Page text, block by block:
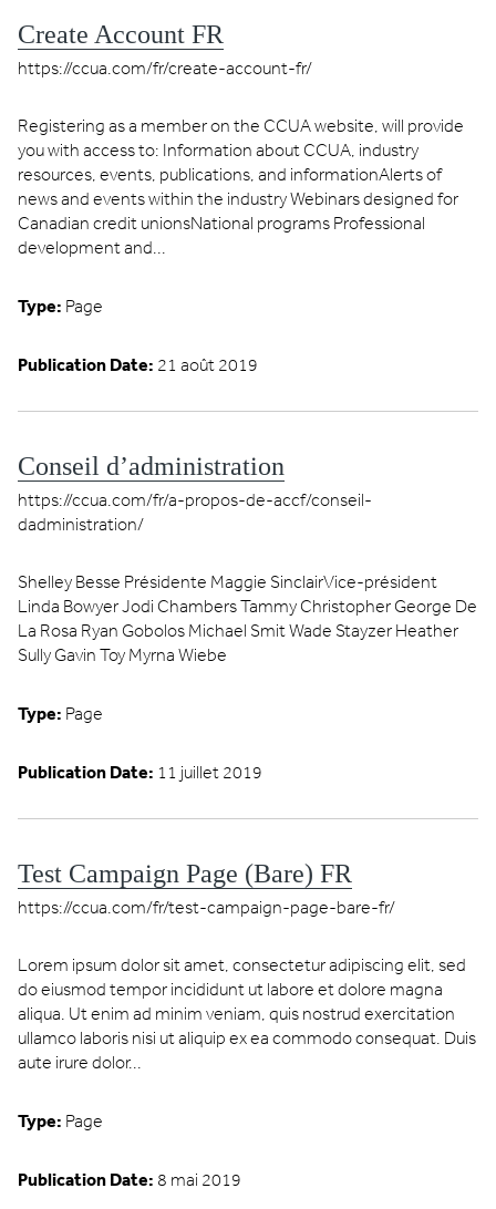
Create Account FR
https://ccua.com/fr/create-account-fr/
Registering as a member on the CCUA website, will provide
you with access to: Information about CCUA, industry
resources, events, publications, and informationAlerts of
news and events within the industry Webinars designed for
Canadian credit unionsNational programs Professional
development and...
Type: Page
Publication Date: 21 août 2019
Conseil d’administration
https://ccua.com/fr/a-propos-de-accf/conseil-
dadministration/
Shelley Besse Présidente Maggie SinclairVice-président
Linda Bowyer Jodi Chambers Tammy Christopher George De
La Rosa Ryan Gobolos Michael Smit Wade Stayzer Heather
Sully Gavin Toy Myrna Wiebe
Type: Page
Publication Date: 11 juillet 2019
Test Campaign Page (Bare) FR
https://ccua.com/fr/test-campaign-page-bare-fr/
Lorem ipsum dolor sit amet, consectetur adipiscing elit, sed
do eiusmod tempor incididunt ut labore et dolore magna
aliqua. Ut enim ad minim veniam, quis nostrud exercitation
ullamco laboris nisi ut aliquip ex ea commodo consequat. Duis
aute irure dolor...
Type: Page
Publication Date: 8 mai 2019